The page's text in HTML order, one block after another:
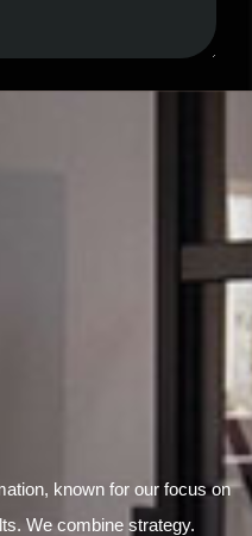
known for our focus on
We combine strategy.